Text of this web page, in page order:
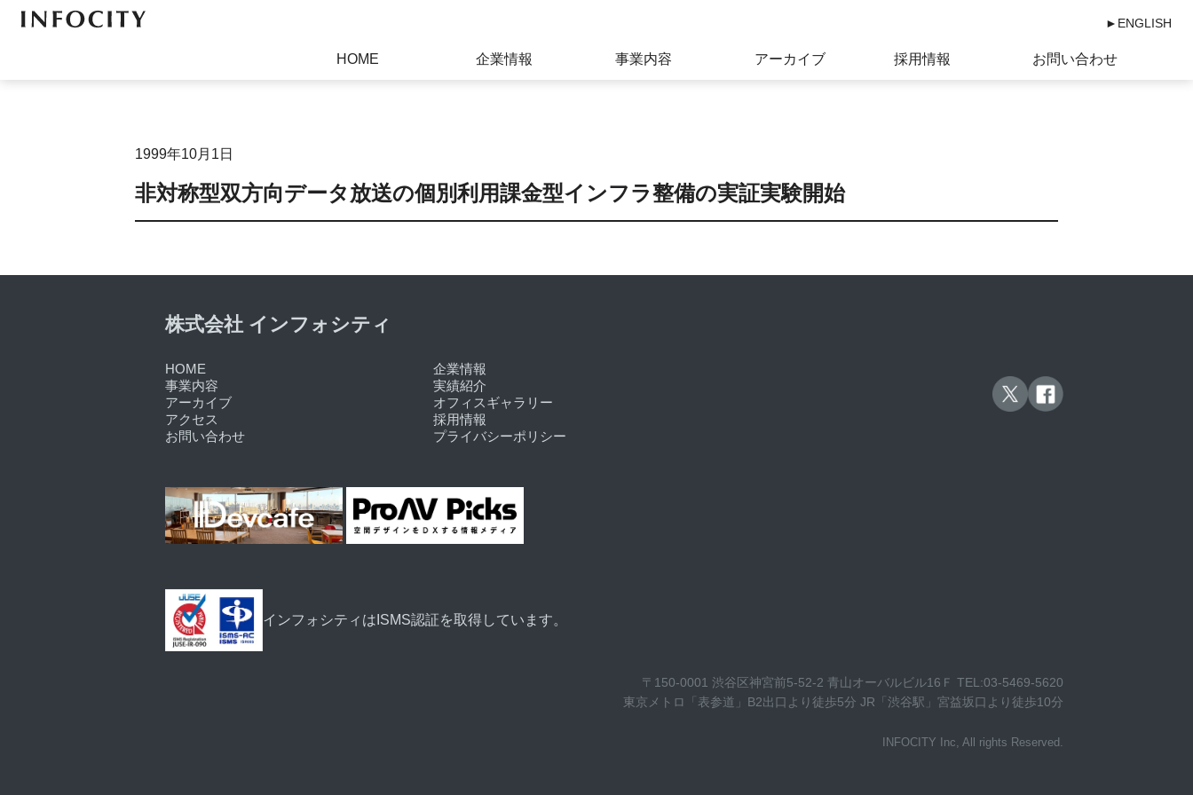
►ENGLISH
HOME 企業情報 事業内容 アーカイブ 採用情報 お問い合わせ
1999年10月1日
非対称型双方向データ放送の個別利用課金型インフラ整備の実証実験開始
株式会社 インフォシティ
HOME
企業情報
事業内容
実績紹介
アーカイブ
オフィスギャラリー
アクセス
採用情報
お問い合わせ
プライバシーポリシー
インフォシティはISMS認証を取得しています。
〒150-0001 渋谷区神宮前5-52-2 青山オーバルビル16Ｆ TEL:03-5469-5620
東京メトロ「表参道」B2出口より徒歩5分 JR「渋谷駅」宮益坂口より徒歩10分
INFOCITY Inc, All rights Reserved.